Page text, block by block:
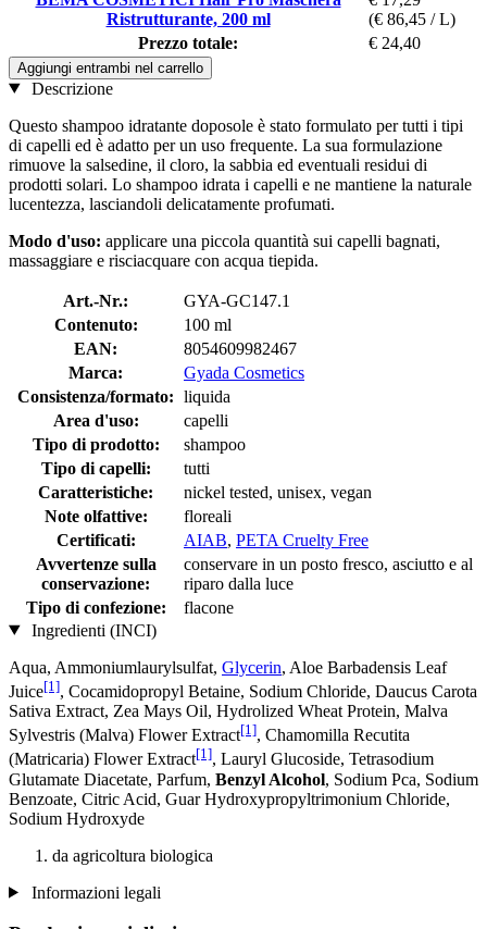
Ristrutturante, 200 ml
(€ 86,45 / L)
Prezzo totale:
€ 24,40
Aggiungi entrambi nel carrello
Descrizione
Questo shampoo idratante doposole è stato formulato per tutti i tipi
di capelli ed è adatto per un uso frequente. La sua formulazione
rimuove la salsedine, il cloro, la sabbia ed eventuali residui di
prodotti solari. Lo shampoo idrata i capelli e ne mantiene la naturale
lucentezza, lasciandoli delicatamente profumati.
Modo d'uso: applicare una piccola quantità sui capelli bagnati,
massaggiare e risciacquare con acqua tiepida.
Art.-Nr.:
GYA-GC147.1
Contenuto:
100 ml
EAN:
8054609982467
Marca:
Gyada Cosmetics
Consistenza/formato: liquida
Area d'uso:
capelli
Tipo di prodotto:
shampoo
Tipo di capelli:
tutti
Caratteristiche:
nickel tested, unisex, vegan
Note olfattive:
floreali
Certificati:
AIAB, PETA Cruelty Free
Avvertenze sulla
conservazione:
conservare in un posto fresco, asciutto e al
riparo dalla luce
Tipo di confezione:
flacone
Ingredienti (INCI)
Aqua, Ammoniumlaurylsulfat, Glycerin, Aloe Barbadensis Leaf
Juice[1], Cocamidopropyl Betaine, Sodium Chloride, Daucus Carota
Sativa Extract, Zea Mays Oil, Hydrolized Wheat Protein, Malva
Sylvestris (Malva) Flower Extract[1], Chamomilla Recutita
(Matricaria) Flower Extract[1], Lauryl Glucoside, Tetrasodium
Glutamate Diacetate, Parfum, Benzyl Alcohol, Sodium Pca, Sodium
Benzoate, Citric Acid, Guar Hydroxypropyltrimonium Chloride,
Sodium Hydroxyde
da agricoltura biologica
Informazioni legali